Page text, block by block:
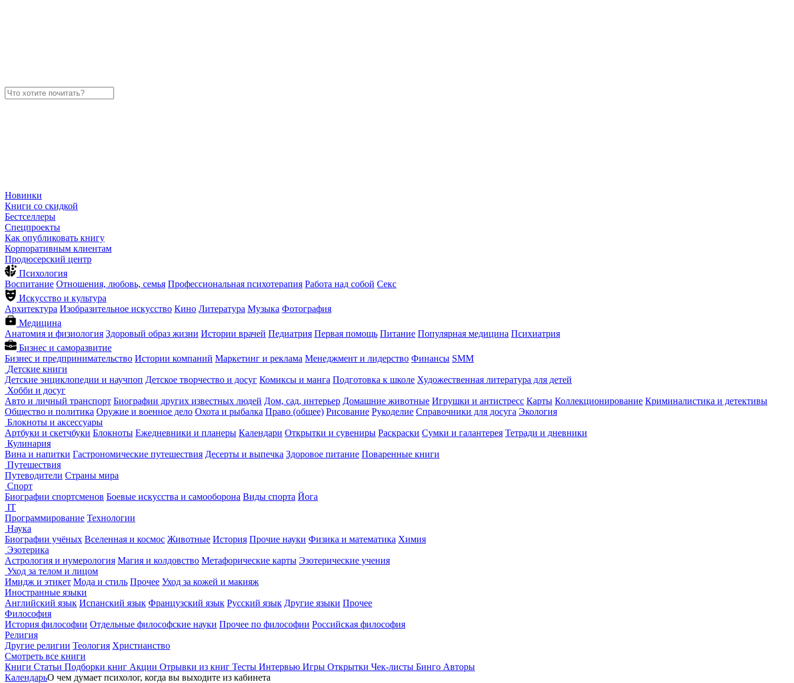
Новинки
Книги со скидкой
Бестселлеры
Спецпроекты
Как опубликовать книгу
Корпоративным клиентам
Продюсерский центр
Психология
Воспитание Отношения, любовь, семья Профессиональная психотерапия Работа над собой Секс
Искусство и культура
Архитектура Изобразительное искусство Кино Литература Музыка Фотография
Медицина
Анатомия и физиология Здоровый образ жизни Истории врачей Педиатрия Первая помощь Питание Популярная медицина Психиатрия
Бизнес и саморазвитие
Бизнес и предпринимательство Истории компаний Маркетинг и реклама Менеджмент и лидерство Финансы SMM
Детские книги
Детские энциклопедии и научпоп Детское творчество и досуг Комиксы и манга Подготовка к школе Художественная литература для детей
Хобби и досуг
Авто и личный транспорт Биографии других известных людей Дом, сад, интерьер Домашние животные Игрушки и антистресс Карты Коллекционирование Криминалистика и детективы
Общество и политика Оружие и военное дело Охота и рыбалка Право (общее) Рисование Рукоделие Справочники для досуга Экология
Блокноты и аксессуары
Артбуки и скетчбуки Блокноты Ежедневники и планеры Календари Открытки и сувениры Раскраски Сумки и галантерея Тетради и дневники
Кулинария
Вина и напитки Гастрономические путешествия Десерты и выпечка Здоровое питание Поваренные книги
Путешествия
Путеводители Страны мира
Спорт
Биографии спортсменов Боевые искусства и самооборона Виды спорта Йога
IT
Программирование Технологии
Наука
Биографии учёных Вселенная и космос Животные История Прочие науки Физика и математика Химия
Эзотерика
Астрология и нумерология Магия и колдовство Метафорические карты Эзотерические учения
Уход за телом и лицом
Имидж и этикет Мода и стиль Прочее Уход за кожей и макияж
Иностранные языки
Английский язык Испанский язык Французский язык Русский язык Другие языки Прочее
Философия
История философии Отдельные философские науки Прочее по философии Российская философия
Религия
Другие религии Теология Христианство
Смотреть все книги
Книги Статьи Подборки книг Акции Отрывки из книг Тесты Интервью Игры Открытки Чек-листы Бинго Авторы
КалендарьО чем думает психолог, когда вы выходите из кабинета